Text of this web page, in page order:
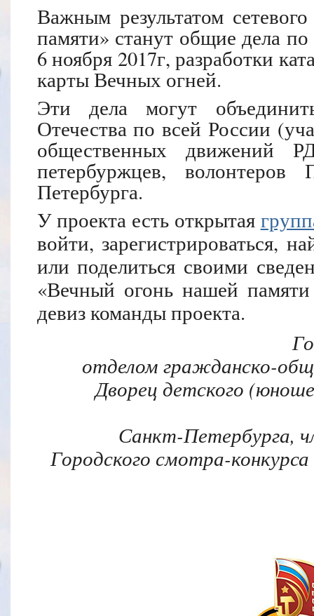
Важным результатом
памяти» станут общие дела
6 ноября 2017г, разработки
карты Вечных огней.
Эти дела могут
Отечества по всей России
общественных
петербуржцев,
Петербурга.
У проекта есть открытая
войти, зарегистрироваться,
или поделиться своими
«Вечный огонь нашей
девиз команды проекта.
Гончарова
отделом гражданско-
Дворец детского
Санкт-Петербурга,
Городского смотра-